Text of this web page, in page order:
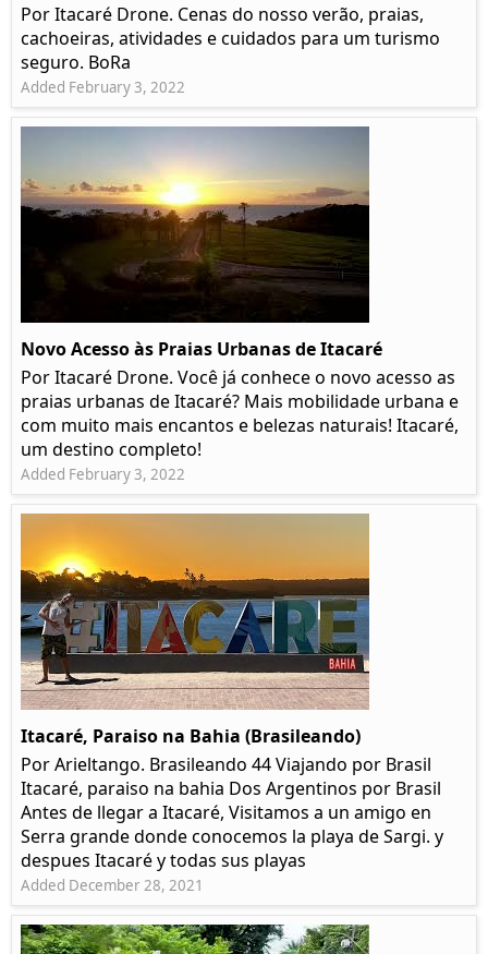
Por Itacaré Drone. Cenas do nosso verão, praias,
cachoeiras, atividades e cuidados para um turismo
seguro. BoRa
Added February 3, 2022
Novo Acesso às Praias Urbanas de Itacaré
Por Itacaré Drone. Você já conhece o novo acesso as
praias urbanas de Itacaré? Mais mobilidade urbana e
com muito mais encantos e belezas naturais! Itacaré,
um destino completo!
Added February 3, 2022
Itacaré, Paraiso na Bahia (Brasileando)
Por Arieltango. Brasileando 44 Viajando por Brasil
Itacaré, paraiso na bahia Dos Argentinos por Brasil
Antes de llegar a Itacaré, Visitamos a un amigo en
Serra grande donde conocemos la playa de Sargi. y
despues Itacaré y todas sus playas
Added December 28, 2021